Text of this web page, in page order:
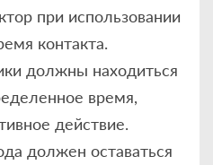
при использовании
контакта.
должны находиться
время,
действие.
должен оставаться